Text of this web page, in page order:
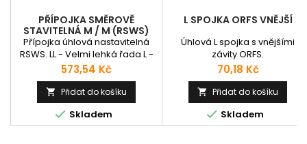
PŘÍPOJKA SMĚROVĚ
STAVITELNÁ M / M (RSWS)
Přípojka úhlová nastavitelná
RSWS. LL - Velmi lehká řada L -
Lehká řada S - Těžká řada
Cena
573,54 Kč
 Přidat do košíku
 Skladem
L SPOJKA ORFS VNĚJŠÍ
Úhlová L spojka s vnějšími
závity ORFS.
Cena
70,18 Kč
 Přidat do košíku
 Skladem